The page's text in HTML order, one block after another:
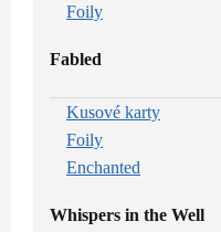
Foily
Fabled
Kusové karty
Foily
Enchanted
Whispers in the Well